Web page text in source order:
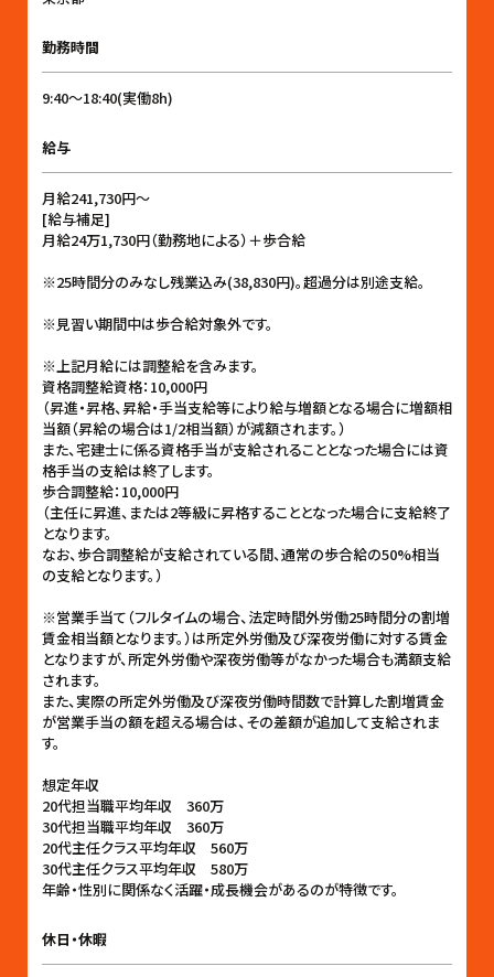
勤務時間
9:40〜18:40(実働8h)
給与
月給241,730円〜
[給与補足]
月給24万1,730円（勤務地による）＋歩合給
※25時間分のみなし残業込み(38,830円)。超過分は別途支給。
※見習い期間中は歩合給対象外です。
※上記月給には調整給を含みます。
資格調整給資格：10,000円
（昇進・昇格、昇給・手当支給等により給与増額となる場合に増額相
当額（昇給の場合は1/2相当額）が減額されます。）
また、宅建士に係る資格手当が支給されることとなった場合には資
格手当の支給は終了します。
歩合調整給：10,000円
（主任に昇進、または2等級に昇格することとなった場合に支給終了
となります。
なお、歩合調整給が支給されている間、通常の歩合給の50%相当
の支給となります。）
※営業手当て（フルタイムの場合、法定時間外労働25時間分の割増
賃金相当額となります。）は所定外労働及び深夜労働に対する賃金
となりますが、所定外労働や深夜労働等がなかった場合も満額支給
されます。
また、実際の所定外労働及び深夜労働時間数で計算した割増賃金
が営業手当の額を超える場合は、その差額が追加して支給されま
す。
想定年収
20代担当職平均年収 360万
30代担当職平均年収 360万
20代主任クラス平均年収 560万
30代主任クラス平均年収 580万
年齢・性別に関係なく活躍・成長機会があるのが特徴です。
休日・休暇